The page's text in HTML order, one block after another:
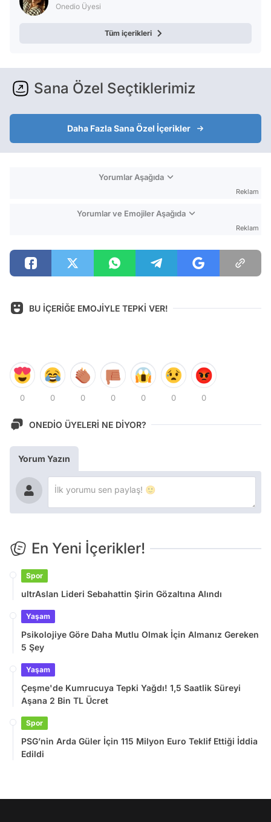
Onedio Üyesi
Tüm içerikleri
Sana Özel Seçtiklerimiz
Daha Fazla Sana Özel İçerikler
Yorumlar Aşağıda
Reklam
Yorumlar ve Emojiler Aşağıda
Reklam
BU İÇERİĞE EMOJİYLE TEPKİ VER!
0 0 0 0 0 0 0
ONEDİO ÜYELERİ NE DİYOR?
Yorum Yazın
En Yeni İçerikler!
Spor
ultrAslan Lideri Sebahattin Şirin Gözaltına Alındı
Yaşam
Psikolojiye Göre Daha Mutlu Olmak İçin Almanız Gereken
5 Şey
Yaşam
Çeşme'de Kumrucuya Tepki Yağdı! 1,5 Saatlik Süreyi
Aşana 2 Bin TL Ücret
Spor
PSG’nin Arda Güler İçin 115 Milyon Euro Teklif Ettiği İddia
Edildi